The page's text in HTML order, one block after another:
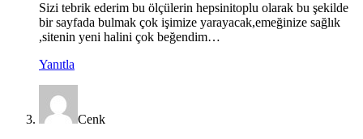
Sizi tebrik ederim bu ölçülerin hepsinitoplu olarak bu şekilde
bir sayfada bulmak çok işimize yarayacak,emeğinize sağlık
,sitenin yeni halini çok beğendim…
Yanıtla
Cenk